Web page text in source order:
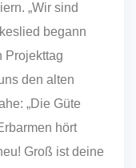
„Wir sind
begann
Projekttag
den alten
„Die Güte
hört
Groß ist deine